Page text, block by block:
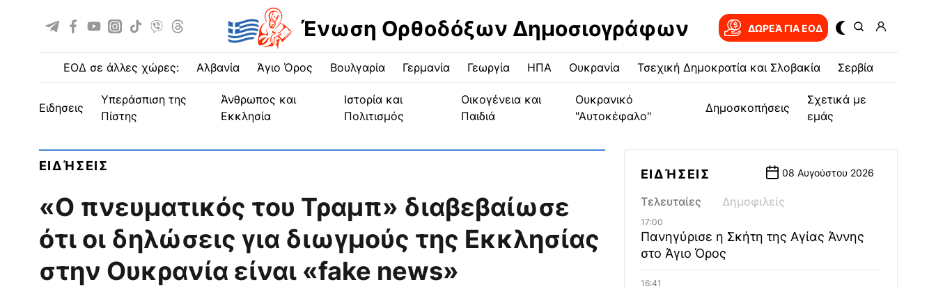
Ένωση Ορθοδόξων Δημοσιογράφων ΔΩΡΕΆ ΓΙΑ EOΔ
ΕΟΔ σε άλλες χώρες: Αλβανία Άγιο Όρος Βουλγαρία Γερμανία Γεωργία ΗΠΑ Ουκρανία Τσεχική Δημοκρατία και Σλοβακία Σερβία
ειδησεις
Υπεράσπιση της
Πίστης
Άνθρωπος και
Εκκλησία
Ιστορία και
Πολιτισμός
Οικογένεια και
Παιδιά
Ουκρανικό
"Αυτοκέφαλο"
Δημοσκοπήσεις
Σχετικά με
εμάς
ΕΙΔΉΣΕΙΣ
«Ο πνευματικός του Τραμπ» διαβεβαίωσε
ότι οι δηλώσεις για διωγμούς της Εκκλησίας
στην Ουκρανία είναι «fake news»
ΕΙΔΉΣΕΙΣ 08 Αυγούστου 2026
Τελευταίες Δημοφιλείς
17:00
Πανηγύρισε η Σκήτη της Αγίας Άννης
στο Άγιο Όρος
16:41